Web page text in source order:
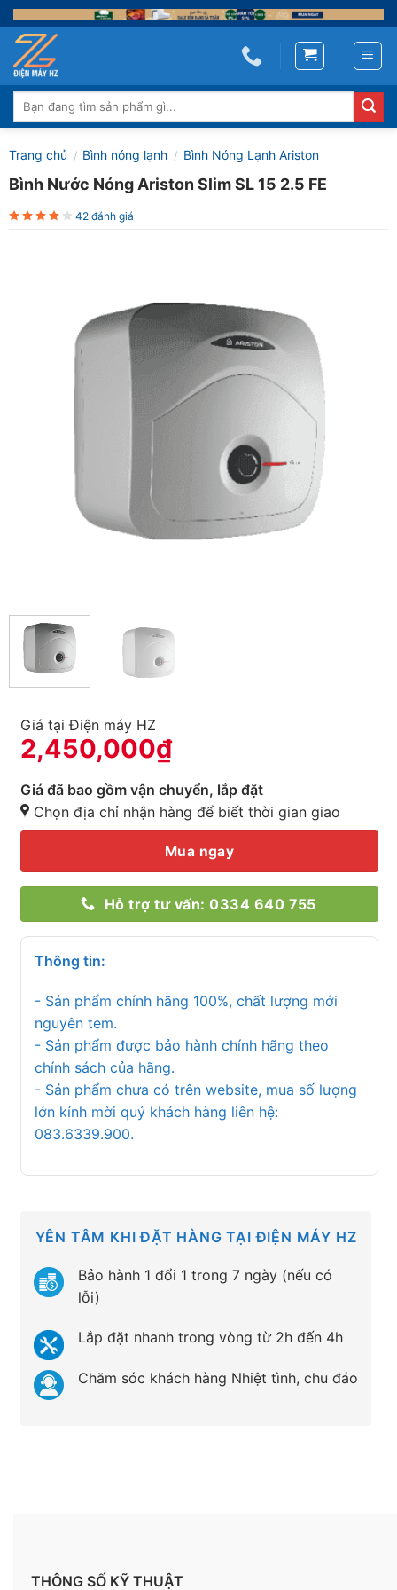
Skip
to
content
Tìm
kiếm:
Trang chủ / Bình nóng lạnh / Bình Nóng Lạnh Ariston
Bình Nước Nóng Ariston Slim SL 15 2.5 FE
42 đánh giá
Giá tại Điện máy HZ
2,450,000₫
Giá đã bao gồm vận chuyển, lắp đặt
Chọn địa chỉ nhận hàng để biết thời gian giao
Mua ngay
Hỗ trợ tư vấn: 0334 640 755
Thông tin:
- Sản phẩm chính hãng 100%, chất lượng mới
nguyên tem.
- Sản phẩm được bảo hành chính hãng theo
chính sách của hãng.
- Sản phẩm chưa có trên website, mua số lượng
lớn kính mời quý khách hàng liên hệ:
083.6339.900.
YÊN TÂM KHI ĐẶT HÀNG TẠI ĐIỆN MÁY HZ
Bảo hành 1 đổi 1 trong 7 ngày (nếu có
lỗi)
Lắp đặt nhanh trong vòng từ 2h đến 4h
Chăm sóc khách hàng Nhiệt tình, chu đáo
THÔNG SỐ KỸ THUẬT